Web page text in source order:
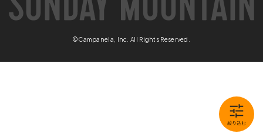
©Campanela, Inc. All Rights Reserved.